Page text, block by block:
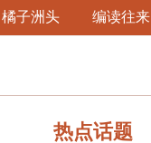
橘子洲头 编读往来
热点话题